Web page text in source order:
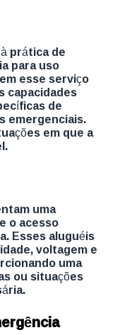
prática de
para uso
esse serviço
capacidades
de
emergenciais.
em que a
uma
o acesso
Esses aluguéis
voltagem e
uma
ou situações